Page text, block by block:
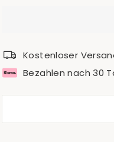
Kostenloser
Bezahlen nach 30